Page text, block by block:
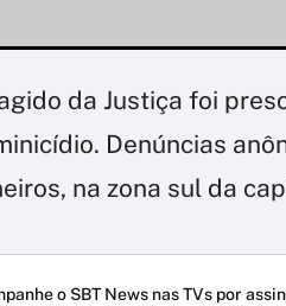
da Justiça foi
Denúncias
na zona sul da
o SBT News nas TVs por